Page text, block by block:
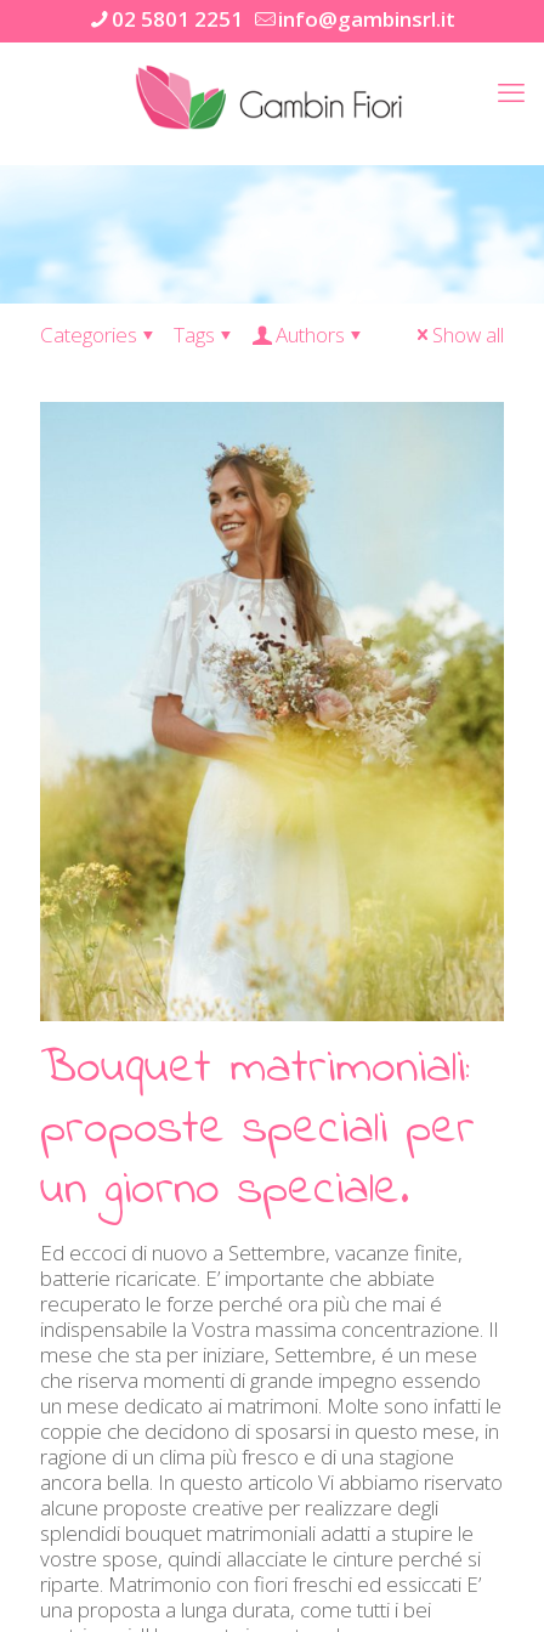
02 5801 2251 info@gambinsrl.it
Categories Tags Authors Show all
Bouquet matrimoniali:
proposte speciali per
un giorno speciale.
Ed eccoci di nuovo a Settembre, vacanze finite,
batterie ricaricate. E’ importante che abbiate
recuperato le forze perché ora più che mai é
indispensabile la Vostra massima concentrazione. Il
mese che sta per iniziare, Settembre, é un mese
che riserva momenti di grande impegno essendo
un mese dedicato ai matrimoni. Molte sono infatti le
coppie che decidono di sposarsi in questo mese, in
ragione di un clima più fresco e di una stagione
ancora bella. In questo articolo Vi abbiamo riservato
alcune proposte creative per realizzare degli
splendidi bouquet matrimoniali adatti a stupire le
vostre spose, quindi allacciate le cinture perché si
riparte. Matrimonio con fiori freschi ed essiccati E’
una proposta a lunga durata, come tutti i bei